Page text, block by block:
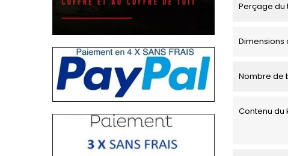
Perçage du
Dimensions
Nombre de
Contenu du